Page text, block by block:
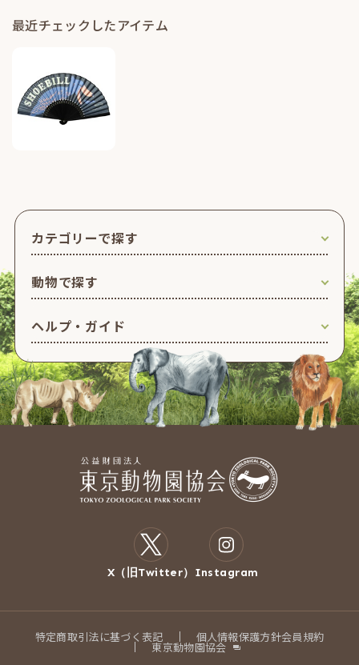
最近チェックしたアイテム
カテゴリーで探す
動物で探す
ヘルプ・ガイド
X（旧Twitter） Instagram
特定商取引法に基づく表記 個人情報保護方針会員規約
東京動物園協会